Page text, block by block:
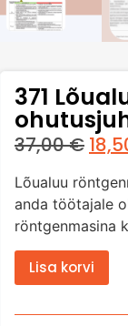
371
37,00€
Lõualuu
anda töötajale
röntgenmasina
Lisa korvi